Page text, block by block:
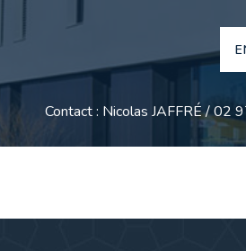
Contact : Nicolas JAFFRÉ / 02